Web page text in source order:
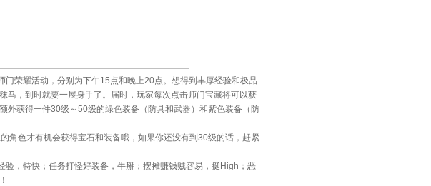
荣耀活动，分别为下午15点和晚上20点。想得到丰厚经验和极品
马，到时就要一展身手了。届时，玩家每次点击师门宝藏将可以获
外获得一件30级～50级的绿色装备（防具和武器）和紫色装备（防
色才有机会获得宝石和装备哦，如果你还没有到30级的话，赶紧
，特快；任务打怪好装备，牛掰；摆摊赚钱贼容易，挺High；恶